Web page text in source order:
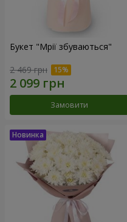
Букет "Мрії збуваються"
2 469 грн
Замовити